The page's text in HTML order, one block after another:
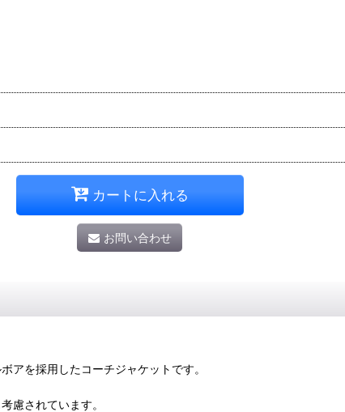
カートに入れる
お問い合わせ
アを採用したコーチジャケットです。
慮されています。